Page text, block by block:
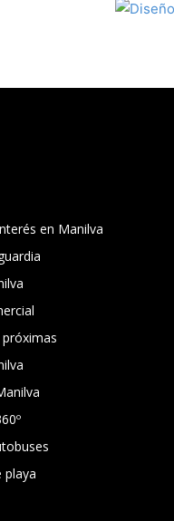
en Manilva
próximas
playa